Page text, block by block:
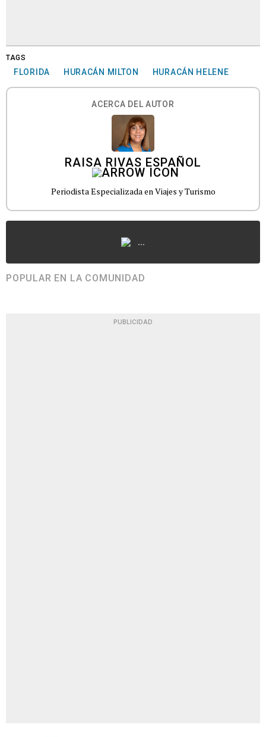
TAGS
FLORIDA HURACÁN MILTON HURACÁN HELENE
ACERCA DEL AUTOR
RAISA RIVAS ESPAÑOL
Periodista Especializada en Viajes y Turismo
...
POPULAR EN LA COMUNIDAD
PUBLICIDAD